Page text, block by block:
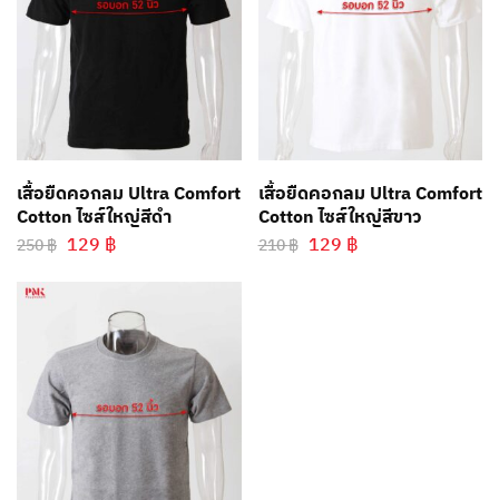
เสื้อยืดคอกลม Ultra Comfort
Cotton ไซส์ใหญ่สีดำ
250฿ 129 ฿
เสื้อยืดคอกลม Ultra Comfort
Cotton ไซส์ใหญ่สีขาว
210฿ 129 ฿